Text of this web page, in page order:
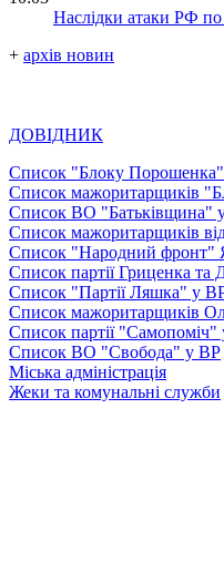
Наслідки атаки РФ
+ архів новин
ДОВІДНИК
Список "Блоку
Список мажоритарщиків
Список ВО "Батьківщина"
Список мажоритарщиків
Список "Народний фронт"
Список партії Гриценка та
Список "Партії Ляшка" у
Список мажоритарщиків
Список партії
Список ВО "Свобода" у ВР
Міська адміністрація
Жеки та комунальні служби